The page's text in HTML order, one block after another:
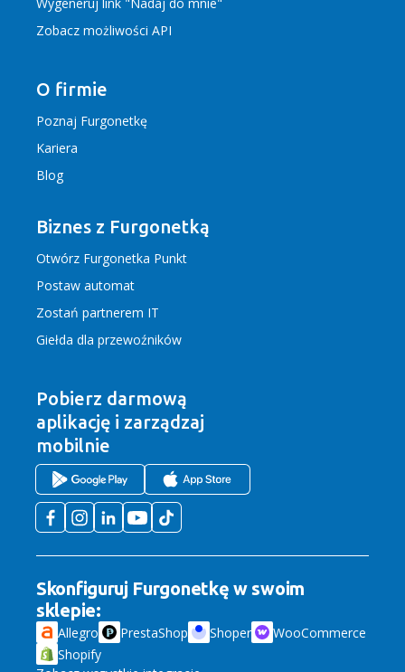
Zobacz możliwości API
O firmie
Poznaj Furgonetkę
Kariera
Blog
Biznes z Furgonetką
Otwórz Furgonetka Punkt
Postaw automat
Zostań partnerem IT
Giełda dla przewoźników
Pobierz darmową
aplikację i zarządzaj
mobilnie
Skonfiguruj Furgonetkę w swoim
sklepie:
Allegro PrestaShop Shoper
WooCommerce
Shopify